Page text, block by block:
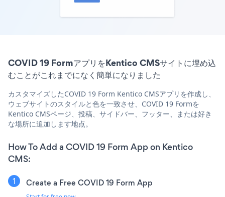
COVID 19 FormアプリをKentico CMSサイトに埋め込
むことがこれまでになく簡単になりました
カスタマイズしたCOVID 19 Form Kentico CMSアプリを作成し、
ウェブサイトのスタイルと色を一致させ、COVID 19 Formを
Kentico CMSページ、投稿、サイドバー、フッター、または好き
な場所に追加します地点。
How To Add a COVID 19 Form App on Kentico
CMS:
Create a Free COVID 19 Form App